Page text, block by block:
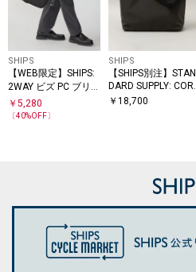
SHIPS
【WEB限定】SHIPS:
2WAY ビズ PC ブリー
フケース
￥ 5,280
〔40%OFF〕
SHIPS
【SHIPS別注】STAN
DARD SUPPLY: CORD
URA(R) 2WAY トート
￥18,700